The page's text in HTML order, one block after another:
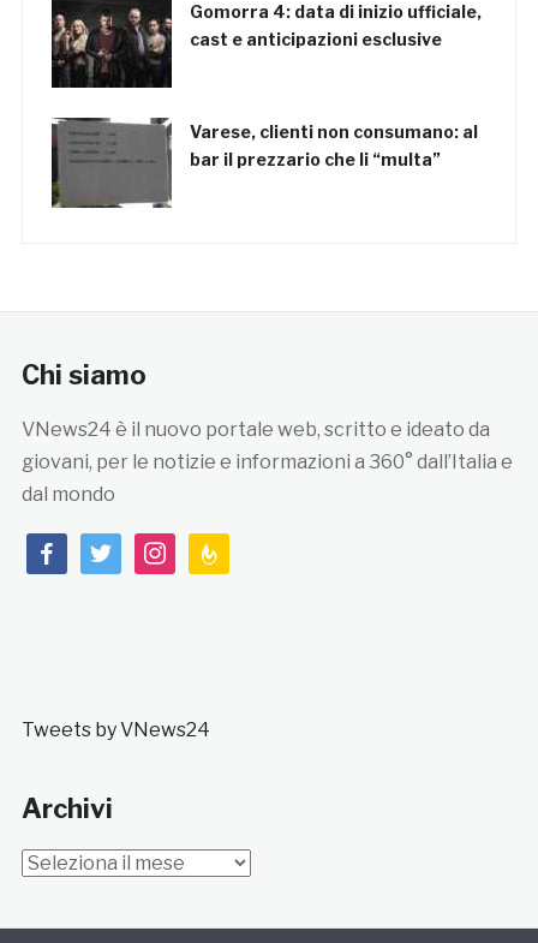
Gomorra 4: data di inizio ufficiale,
cast e anticipazioni esclusive
Varese, clienti non consumano: al
bar il prezzario che li “multa”
Chi siamo
VNews24 è il nuovo portale web, scritto e ideato da
giovani, per le notizie e informazioni a 360° dall’Italia e
dal mondo
facebooktwitterinstagramfeedburner
Tweets by VNews24
Archivi
Archivi